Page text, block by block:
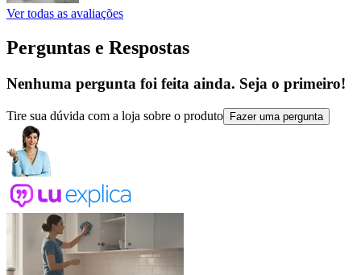
Ver todas as avaliações
Perguntas e Respostas
Nenhuma pergunta foi feita ainda. Seja o primeiro!
Tire sua dúvida com a loja sobre o produto Fazer uma pergunta